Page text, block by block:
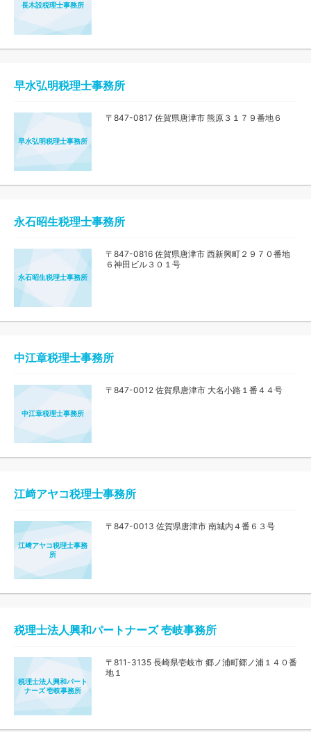
長木設税理士事務所
早水弘明税理士事務所
早水弘明税理士事務所
〒847-0817 佐賀県唐津市 熊原３１７９番地６
永石昭生税理士事務所
永石昭生税理士事務所
〒847-0816 佐賀県唐津市 西新興町２９７０番地
６神田ビル３０１号
中江章税理士事務所
中江章税理士事務所
〒847-0012 佐賀県唐津市 大名小路１番４４号
江﨑アヤコ税理士事務所
江﨑アヤコ税理士事務
所
〒847-0013 佐賀県唐津市 南城内４番６３号
税理士法人興和パートナーズ 壱岐事務所
税理士法人興和パート
ナーズ 壱岐事務所
〒811-3135 長崎県壱岐市 郷ノ浦町郷ノ浦１４０番
地１